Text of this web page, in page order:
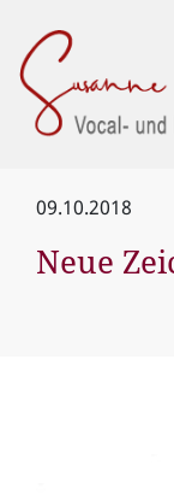
09.10.2018
Neue